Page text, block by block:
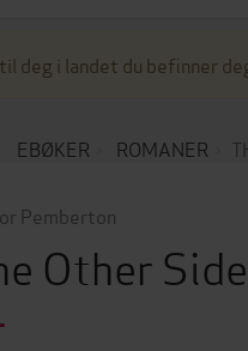
deg i landet du befinner
EBØKER ROMANER
Pemberton
Other